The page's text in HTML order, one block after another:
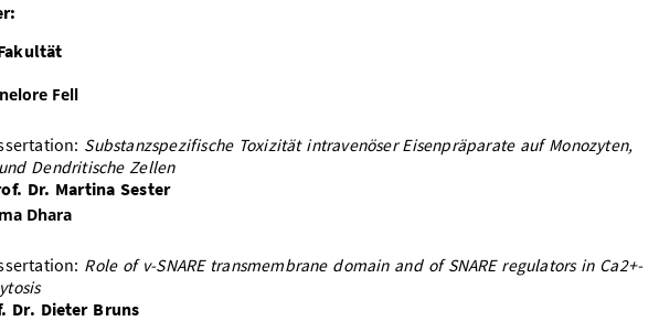
Fell
Substanzspezifische Toxizität intravenöser Eisenpräparate auf Monozyten,
Dendritische Zellen
Dr. Martina Sester
Dhara
Role of v-SNARE transmembrane domain and of SNARE regulators in Ca2+-
Dr. Dieter Bruns